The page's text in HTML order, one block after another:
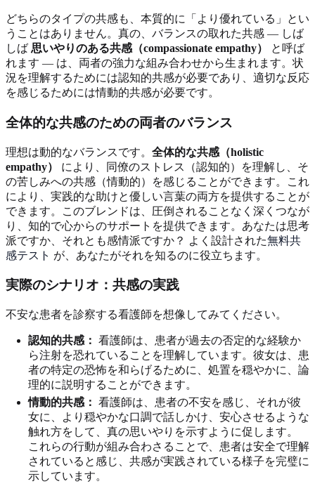
どちらのタイプの共感も、本質的に「より優れている」とい
うことはありません。真の、バランスの取れた共感 — しば
しば 思いやりのある共感（compassionate empathy）
と呼ば
れます — は、両者の強力な組み合わせから生まれます。状
況を理解するためには認知的共感が必要であり、適切な反応
を感じるためには情動的共感が必要です。
全体的な共感のための両者のバランス
理想は動的なバランスです。 全体的な共感（holistic
empathy）
により、同僚のストレス（認知的）を理解し、そ
の苦しみへの共感（情動的）を感じることができます。これ
により、実践的な助けと優しい言葉の両方を提供することが
できます。このブレンドは、圧倒されることなく深くつなが
り、知的で心からのサポートを提供できます。あなたは思考
派ですか、それとも感情派ですか？ よく設計された無料共
感テスト が、あなたがそれを知るのに役立ちます。
実際のシナリオ：共感の実践
不安な患者を診察する看護師を想像してみてください。
認知的共感： 看護師は、患者が過去の否定的な経験か
ら注射を恐れていることを理解しています。彼女は、患
者の特定の恐怖を和らげるために、処置を穏やかに、論
理的に説明することができます。
情動的共感： 看護師は、患者の不安を感じ、それが彼
女に、より穏やかな口調で話しかけ、安心させるような
触れ方をして、真の思いやりを示すように促します。
これらの行動が組み合わさることで、患者は安全で理解
されていると感じ、共感が実践されている様子を完璧に
示しています。